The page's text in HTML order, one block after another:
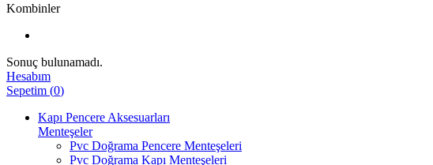
Kombinler
Sonuç bulunamadı.
Hesabım
Sepetim (0)
Kapı Pencere Aksesuarları
Menteşeler
Pvc Doğrama Pencere Menteşeleri
Pvc Doğrama Kapı Menteşeleri